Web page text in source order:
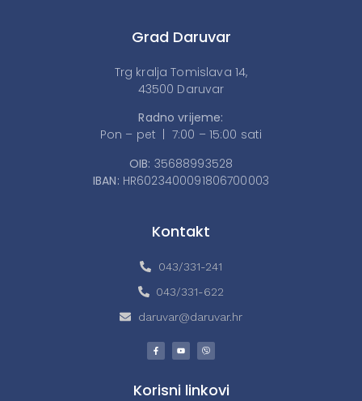
Grad Daruvar
Trg kralja Tomislava 14,
43500 Daruvar
Radno vrijeme:
Pon – pet | 7:00 – 15:00 sati
OIB: 35688993528
IBAN: HR6023400091806700003
Kontakt
043/331-241
043/331-622
daruvar@daruvar.hr
Korisni linkovi